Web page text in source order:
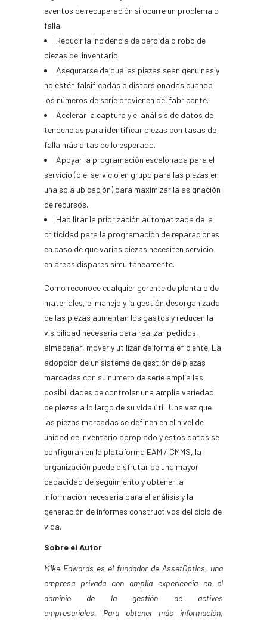
eventos de recuperación si ocurre un problema o
falla.
Reducir la incidencia de pérdida o robo de
piezas del inventario.
Asegurarse de que las piezas sean genuinas y
no estén falsificadas o distorsionadas cuando
los números de serie provienen del fabricante.
Acelerar la captura y el análisis de datos de
tendencias para identificar piezas con tasas de
falla más altas de lo esperado.
Apoyar la programación escalonada para el
servicio (o el servicio en grupo para las piezas en
una sola ubicación) para maximizar la asignación
de recursos.
Habilitar la priorización automatizada de la
criticidad para la programación de reparaciones
en caso de que varias piezas necesiten servicio
en áreas dispares simultáneamente.
Como reconoce cualquier gerente de planta o de
materiales, el manejo y la gestión desorganizada
de las piezas aumentan los gastos y reducen la
visibilidad necesaria para realizar pedidos,
almacenar, mover y utilizar de forma eficiente. La
adopción de un sistema de gestión de piezas
marcadas con su número de serie amplía las
posibilidades de controlar una amplia variedad
de piezas a lo largo de su vida útil. Una vez que
las piezas marcadas se definen en el nivel de
unidad de inventario apropiado y estos datos se
configuran en la plataforma EAM / CMMS, la
organización puede disfrutar de una mayor
capacidad de seguimiento y obtener la
información necesaria para el análisis y la
generación de informes constructivos del ciclo de
vida.
Sobre el Autor
Mike Edwards es el fundador de AssetOptics, una
empresa privada con amplia experiencia en el
dominio de la gestión de activos
empresariales. Para obtener más información,